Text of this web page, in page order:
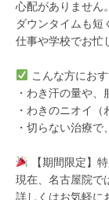
心配がありません。
ダウンタイムも短
仕事や学校でお忙
こんな方にお
・わき汗の量や
・わきのニオイ
・切らない治療
【期間限定】
現在、名古屋院で
詳しくはお気軽に